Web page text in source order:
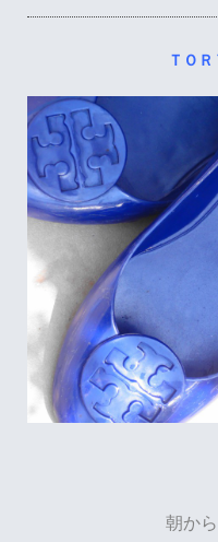
ＴＯ
朝か